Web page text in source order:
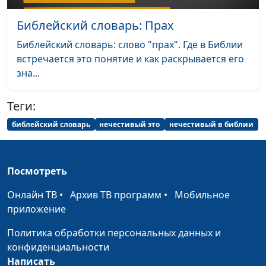
Библейский словарь: Судия
Библейский словарь: Крепкий #36
Библейский словарь: Верный
Библейский словарь: Милосердый #33
Библейский словарь: Человеколюбивый
Библейский словарь: Благий
Библейский словарь: Праведный
Библейский словарь: Святой
Библейский словарь: Премудрый
Библейский словарь: Прах
Библейский словарь: слово "прах". Где в Библии
встречается это понятие и как раскрывается его
зна...
Теги:
библейский словарь нечестивый это нечестивый в библии
Посмотреть
Онлайн ТВ • Архив ТВ программ • Мобильное
приложение
Политика обработки персональных данных и
конфиденциальности
Написать